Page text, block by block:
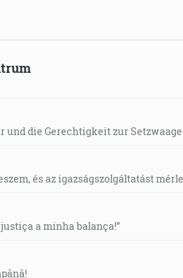
und die Gerechtigkeit zur
és az igazságszolgáltatást
a minha balança!”